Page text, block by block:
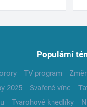
Populární
TV program
2025 Svařené víno
Tvarohové knedlíky